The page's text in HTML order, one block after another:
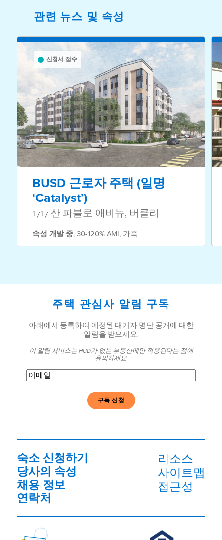
관련 뉴스 및 속성
신청서 접수
BUSD 근로자 주택 (일명
‘Catalyst’)
1717 산 파블로 애비뉴, 버클리
속성 개발 중,30-120% AMI, 가족
주택 관심사 알림 구독
아래에서 등록하여 예정된 대기자 명단 공개에 대한
알림을 받으세요.
이 알림 서비스는 HUD가 없는 부동산에만 적용된다는 점에
유의하세요.
이
메
숙소 신청하기
당사의 속성
채용 정보
연락처
리소스
사이트맵
접근성